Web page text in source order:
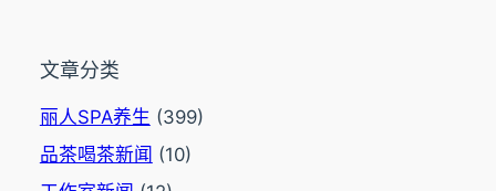
文章分类
丽人SPA养生 (399)
品茶喝茶新闻 (10)